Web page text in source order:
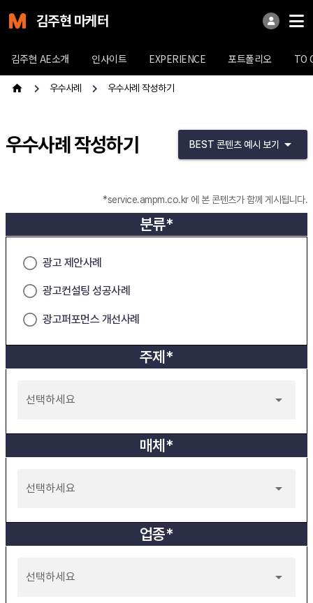
김주현 마케터
김주현 AE소개 인사이트 EXPERIENCE 포트폴리오 TO
우수사례 우수사례 작성하기
우수사례 작성하기 BEST 콘텐츠 예시 보기
*service.ampm.co.kr 에 본 콘텐츠가 함께 게시됩니다.
분류*
광고 제안사례
광고컨설팅 성공사례
광고퍼포먼스 개선사례
주제*
선택하세요
매체*
선택하세요
업종*
선택하세요